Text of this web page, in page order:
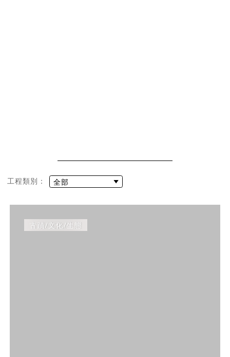
工程類別：
古蹟/文化/生態